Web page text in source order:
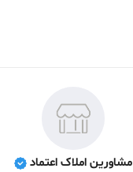
مشاورین املاک اعتماد